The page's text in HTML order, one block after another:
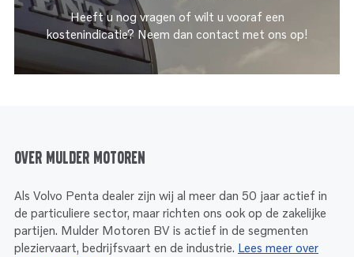
Heeft u nog vragen of wilt u vooraf een
kostenindicatie? Neem dan contact met ons op!
Over Mulder Motoren
Als Volvo Penta dealer zijn wij al meer dan 50 jaar actief in
de particuliere sector, maar richten ons ook op de zakelijke
partijen. Mulder Motoren BV is actief in de segmenten
pleziervaart, bedrijfsvaart en de industrie. Lees meer over